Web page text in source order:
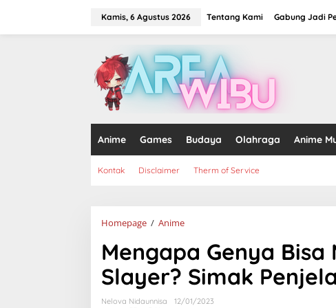
Kamis, 6 Agustus 2026 Tentang Kami Gabung Jadi
Anime Games Budaya Olahraga Anime
Kontak Disclaimer Therm of Service
Homepage / AnimeMengapa
Bisa
Menjadi
Iblis
di
Demon
Mengapa Genya
Slayer? Simak
Nelova Nidaunnisa
12/01/2023